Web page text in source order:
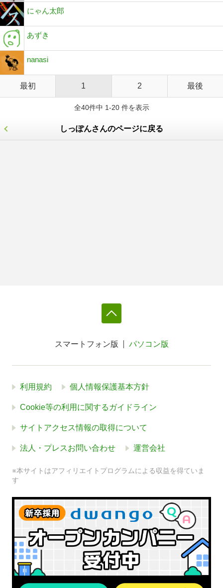
にゃん太郎
あずき
nanasi
最初 1 2 最後
全40件中 1-20 件を表示
しっぽんさんのページに戻る
スマートフォン版 パソコン版
利用規約 個人情報保護基本方針
Cookie等の利用に関するガイドライン
サイトアクセス情報の取得について
法人・プレスお問い合わせ 運営会社
※本サイトはアフィリエイトプログラムによる収益を得ていま
す